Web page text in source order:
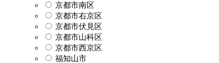
京都市南区
京都市右京区
京都市伏見区
京都市山科区
京都市西京区
福知山市